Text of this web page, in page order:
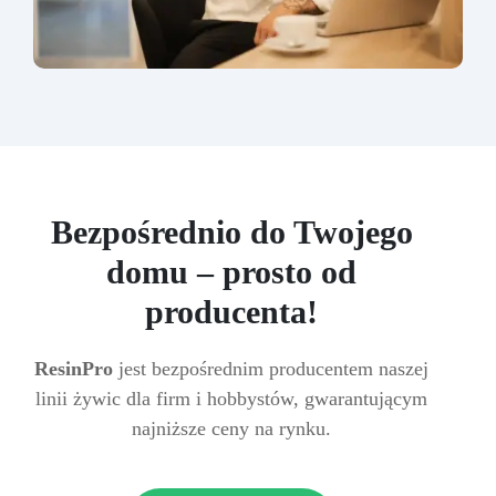
Bezpośrednio do Twojego
domu – prosto od
producenta!
ResinPro jest bezpośrednim producentem naszej
linii żywic dla firm i hobbystów, gwarantującym
najniższe ceny na rynku.